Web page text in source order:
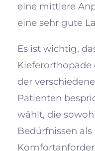
eine mittlere
eine sehr gute
Es ist wichtig,
Kieferorthopäde
der
Patienten
wählt, die
Bedürfnissen